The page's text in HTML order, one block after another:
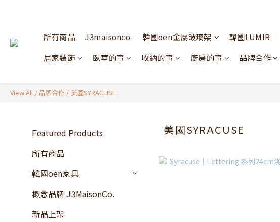
所有商品 J3maisonco. 韓國oen金屬玻璃架 韓國LUMIR
居家裝飾
臥室的事 收納的事 廚房的事 品牌合作
View All / 品牌合作 /美國SYRACUSE
Featured Products
所有商品
韓國oen家具
概念品牌 J3MaisonCo.
新品上架
美國SYRACUSE